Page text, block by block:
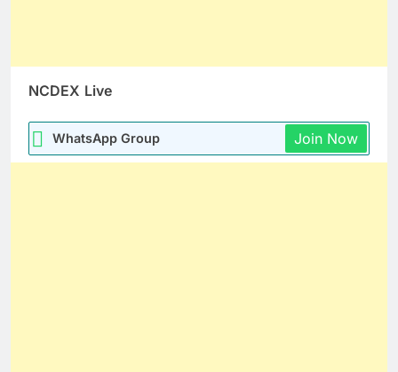
NCDEX Live
WhatsApp Group Join Now